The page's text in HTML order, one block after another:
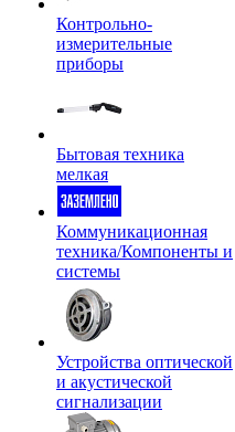
Контрольно-
измерительные
приборы
Бытовая техника
мелкая
Коммуникационная
техника/Компоненты и
системы
Устройства оптической
и акустической
сигнализации